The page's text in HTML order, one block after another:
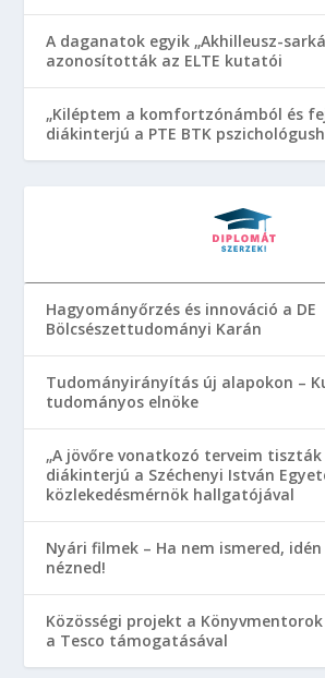
A daganatok egyik „Akhilleusz-
azonosították az ELTE kutatói
„Kiléptem a komfortzónámból és
diákinterjú a PTE BTK
Hagyományőrzés és innováció a DE
Bölcsészettudományi Karán
Tudományirányítás új alapokon –
tudományos elnöke
„A jövőre vonatkozó terveim tiszták
diákinterjú a Széchenyi István
közlekedésmérnök hallgatójával
Nyári filmek – Ha nem ismered,
nézned!
Közösségi projekt a
a Tesco támogatásával